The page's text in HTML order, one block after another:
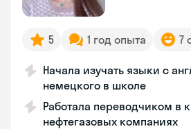
5 1 год опыта 7
Начала изучать языки с
немецкого в школе
Работала переводчиком в
нефтегазовых компаниях